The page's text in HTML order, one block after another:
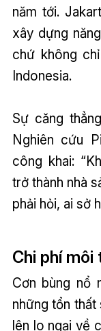
năm tới.
xây dựng
chứ không
Indonesia.
Sự căng
Nghiên cứu
công khai:
trở thành nhà
phải hỏi, ai sở
Chi phí
Cơn bùng nổ
những tổn thất
lên lo ngại về